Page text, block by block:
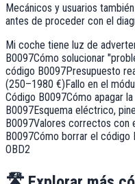
Mecánicos y usuarios
antes de proceder con el
Mi coche tiene luz de
B0097Cómo solucionar
código B0097Presupuesto
(250–1980 €)Fallo en el
Código B0097Cómo apagar
B0097Esquema eléctrico,
B0097Valores correctos con
B0097Cómo borrar el código
OBD2